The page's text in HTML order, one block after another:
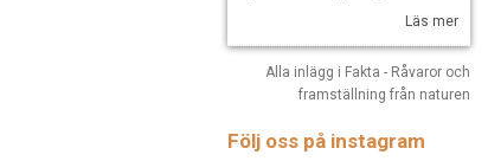
Läs mer
Alla inlägg i Fakta - Råvaror och
framställning från naturen
Följ oss på instagram